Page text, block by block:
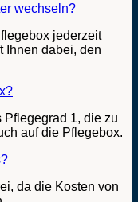
wechseln?
jederzeit
Ihnen dabei, den
1, die zu
auf die Pflegebox.
da die Kosten von